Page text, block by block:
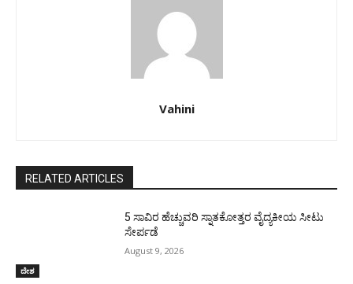
Vahini
RELATED ARTICLES
ದೇಶ
5 ಸಾವಿರ ಹೆಚ್ಚುವರಿ ಸ್ನಾತಕೋತ್ತರ ವೈದ್ಯಕೀಯ ಸೀಟು
ಸೇರ್ಪಡೆ
August 9, 2026